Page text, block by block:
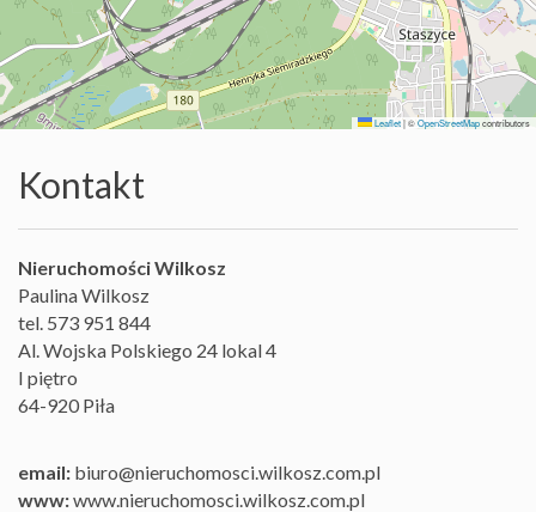
Lokale
Hale
Leaflet|©OpenStreetMapcontributors
Kontakt
Nieruchomości Wilkosz
Paulina Wilkosz
tel. 573 951 844
Al. Wojska Polskiego 24 lokal 4
I piętro
64-920 Piła
email: biuro@nieruchomosci.wilkosz.com.pl
www:www.nieruchomosci.wilkosz.com.pl